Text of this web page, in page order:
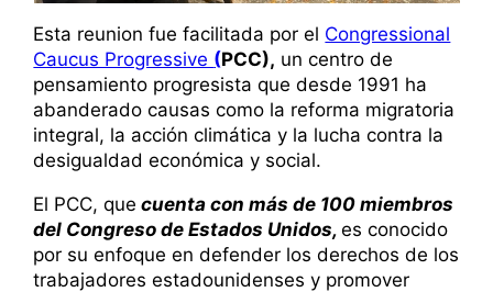
Esta reunion fue facilitada por el Congressional
Caucus Progressive (PCC), un centro de
pensamiento progresista que desde 1991 ha
abanderado causas como la reforma migratoria
integral, la acción climática y la lucha contra la
desigualdad económica y social.
El PCC, que cuenta con más de 100 miembros
del Congreso de Estados Unidos,es conocido
por su enfoque en defender los derechos de los
trabajadores estadounidenses y promover